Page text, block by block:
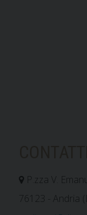
P.zza V.
76123 - Andria